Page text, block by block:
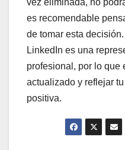
es recomendable
de tomar esta
LinkedIn es una
profesional, por lo que
actualizado y reflejar
positiva.